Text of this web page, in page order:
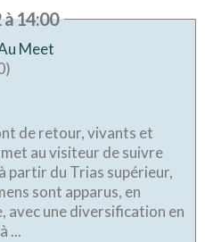
à 14:00
Meet
de retour, vivants et
partir du Trias supérieur,
sont apparus, en
avec une diversification en
...